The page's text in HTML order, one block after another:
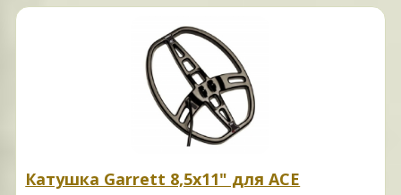
Катушка Garrett 8,5x11" для ACE